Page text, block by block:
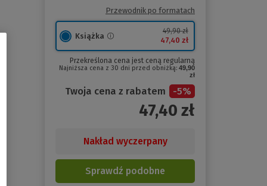
Przewodnik po formatach
Książka
49,90 zł
47,40 zł
Przekreślona cena jest ceną regularną
Najniższa cena z 30 dni przed obniżką: 49,90
zł
Twoja cena z rabatem -5%
47,40 zł
Nakład wyczerpany
Sprawdź podobne